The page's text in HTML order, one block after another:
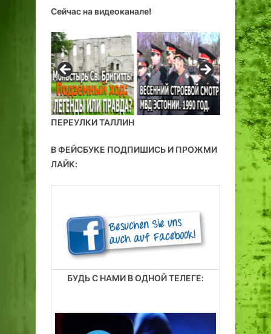
Сейчас на видеоканале!
ПЕРЕУЛКИ ТАЛЛИН
В ФЕЙСБУКЕ ПОДПИШИСЬ И ПРОЖМИ
ЛАЙК:
БУДЬ С НАМИ В ОДНОЙ ТЕЛЕГЕ: